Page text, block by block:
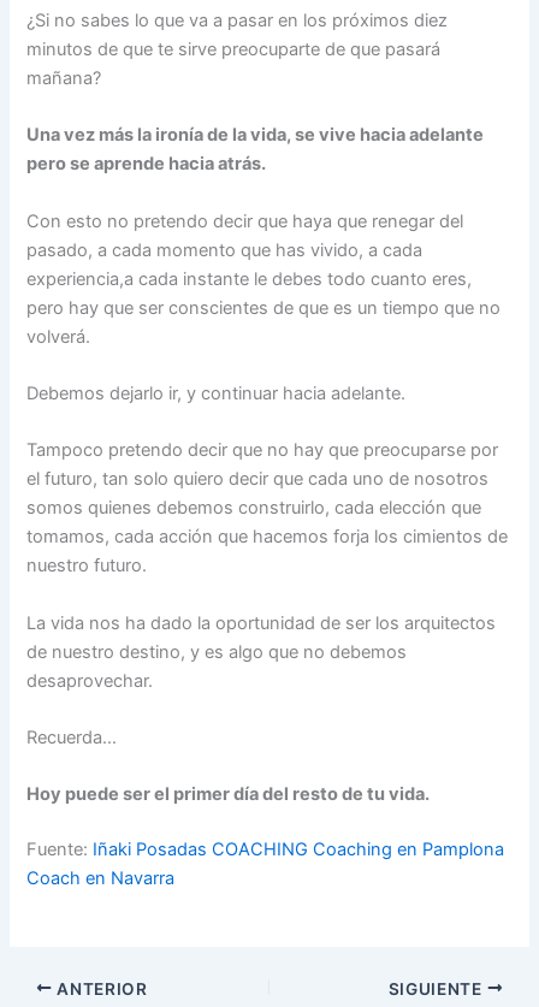
¿Si no sabes lo que va a pasar en los próximos diez
minutos de que te sirve preocuparte de que pasará
mañana?
Una vez más la ironía de lavida, se vive hacia adelante
pero se aprende hacia atrás.
Con esto no pretendo decir que haya que renegar del
pasado, a cada momento que has vivido, a cada
experiencia,a cada instante le debes todo cuanto eres,
pero hay que ser conscientes de que es un tiempo que no
volverá.
Debemos dejarlo ir, y continuar hacia adelante.
Tampoco pretendo decir que no hay que preocuparse por
el futuro, tan solo quiero decir que cada uno de nosotros
somos quienes debemos construirlo, cada elección que
tomamos, cada acción que hacemos forja los cimientos de
nuestro futuro.
La vida nos ha dado la oportunidad de ser los arquitectos
de nuestro destino, y es algo que no debemos
desaprovechar.
Recuerda…
Hoy puede ser el primer día del resto de tu vida.
Fuente: Iñaki Posadas COACHING Coaching en Pamplona
Coach en Navarra
ANTERIOR SIGUIENTE